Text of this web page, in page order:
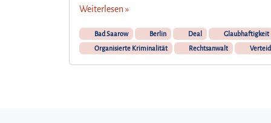
Weiterlesen »
Bad Saarow Berlin Deal
Glaubhaftigkeit
Organisierte Kriminalität
Rechtsanwalt